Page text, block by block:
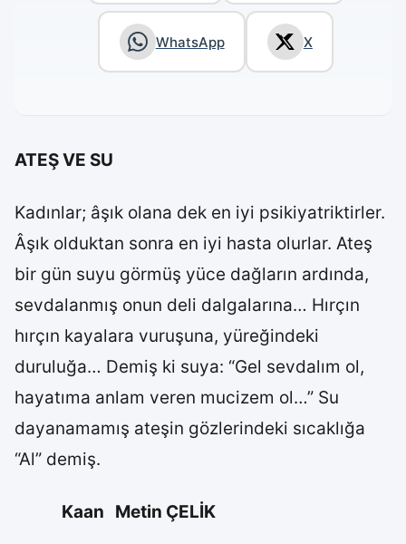
WhatsApp X
ATEŞ VE SU
Kadınlar; âşık olana dek en iyi psikiyatriktirler.
Âşık olduktan sonra en iyi hasta olurlar. Ateş
bir gün suyu görmüş yüce dağların ardında,
sevdalanmış onun deli dalgalarına… Hırçın
hırçın kayalara vuruşuna, yüreğindeki
duruluğa… Demiş ki suya: “Gel sevdalım ol,
hayatıma anlam veren mucizem ol…” Su
dayanamamış ateşin gözlerindeki sıcaklığa
“Al” demiş.
Kaan Metin ÇELİK